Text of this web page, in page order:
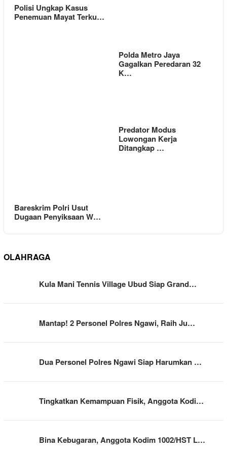
Polisi Ungkap Kasus
Penemuan Mayat Terku…
Polda Metro Jaya
Gagalkan Peredaran 32
K…
Bareskrim Polri Usut
Dugaan Penyiksaan W…
Predator Modus
Lowongan Kerja
Ditangkap …
OLAHRAGA
Kula Mani Tennis Village Ubud Siap Grand…
Mantap! 2 Personel Polres Ngawi, Raih Ju…
Dua Personel Polres Ngawi Siap Harumkan …
Tingkatkan Kemampuan Fisik, Anggota Kodi…
Bina Kebugaran, Anggota Kodim 1002/HST L…